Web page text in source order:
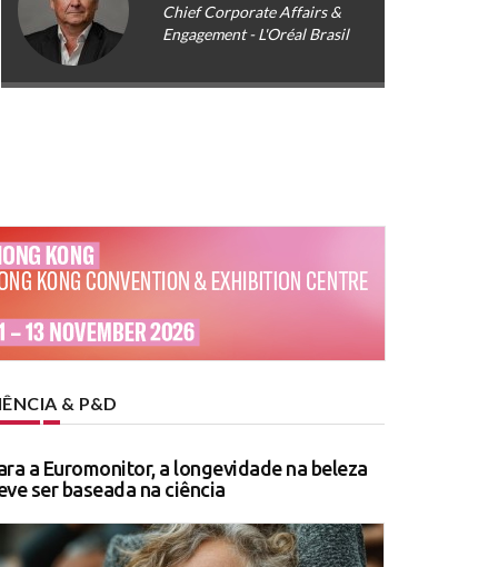
Chief Corporate Affairs &
Engagement - L'Oréal Brasil
& P&D
a Euromonitor, a longevidade na beleza
ser baseada na ciência